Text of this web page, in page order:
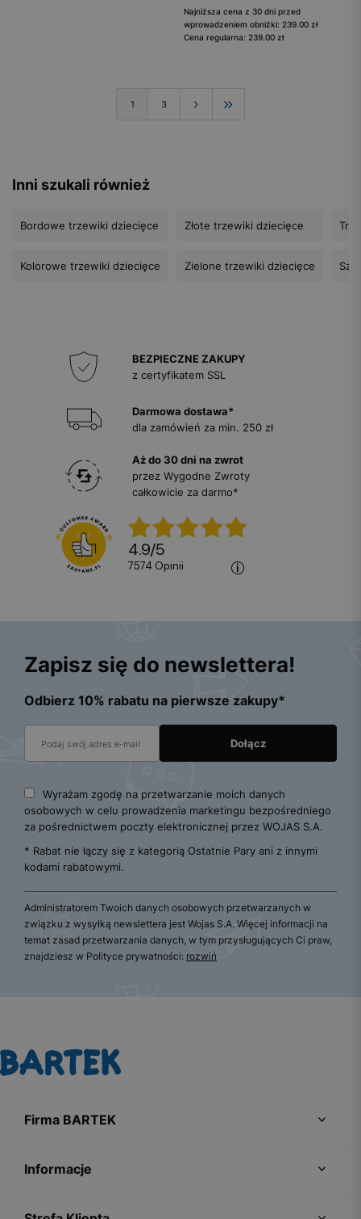
Najniższa cena z 30 dni przed
wprowadzeniem obniżki: 239.00 zł
Cena regularna: 239.00 zł
1 3
Inni szukali również
Bordowe trzewiki dziecięce
Kolorowe trzewiki dziecięce
Złote trzewiki dziecięce
Zielone trzewiki dziecięce
BEZPIECZNE ZAKUPY
z certyfikatem SSL
Darmowa dostawa*
dla zamówień za min. 250 zł
Aż do 30 dni na zwrot
przez Wygodne Zwroty
całkowicie za darmo*
4.9/5
7574 opinii
Zapisz się do newslettera!
Odbierz 10% rabatu na pierwsze zakupy*
Wyrażam zgodę na przetwarzanie moich danych
osobowych w celu prowadzenia marketingu bezpośredniego
za pośrednictwem poczty elektronicznej przez WOJAS S.A.
* Rabat nie łączy się z kategorią Ostatnie Pary ani z innymi
kodami rabatowymi.
Administratorem Twoich danych osobowych przetwarzanych w
związku z wysyłką newslettera jest Wojas S.A. Więcej informacji na
temat zasad przetwarzania danych, w tym przysługujących Ci praw,
znajdziesz w Polityce prywatności: rozwiń
Firma BARTEK
Informacje